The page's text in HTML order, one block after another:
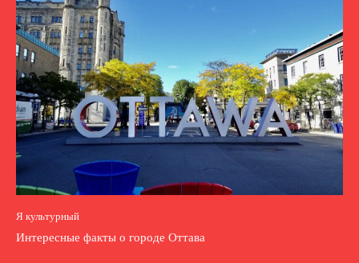
Я культурный
Интересные факты о городе Оттава